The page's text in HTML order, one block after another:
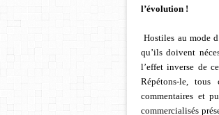
l’évolution !
Hostiles au mode
qu’ils doivent
l’effet inverse de
Répétons-le,
commentaires et
commercialisés